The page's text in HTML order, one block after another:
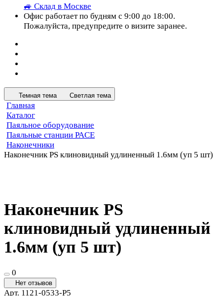
🚙 Склад в Москве
Офис работает по будням с 9:00 до 18:00.
Пожалуйста, предупредите о визите заранее.
Темная тема Светлая тема
Главная
Каталог
Паяльное оборудование
Паяльные станции PACE
Наконечники
Наконечник PS клиновидный удлиненный 1.6мм (уп 5 шт)
Наконечник PS
клиновидный удлиненный
1.6мм (уп 5 шт)
0
Нет отзывов
Арт. 1121-0533-P5